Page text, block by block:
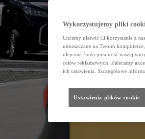
Wykorzystujemy pliki
Chcemy ułatwić Ci korzystanie z
umieszczane na Twoim
ulepszać funkcjonalność naszej
celów reklamowych. Zalecamy
ich ustawienia. Szczegółowe
Ustawienia plików cookie